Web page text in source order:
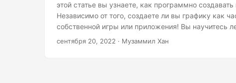
этой статье вы узнаете, как программно
Независимо от того, создаете ли вы графику как
собственной игры или приложения! Вы научитесь
эффекты.
сентября 20, 2022 · Музаммил Хан